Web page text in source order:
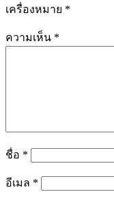
เครื่องหมาย *
ความเห็น *
ชื่อ *
อีเมล *